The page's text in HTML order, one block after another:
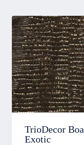
TrioDecor Boa
Exotic